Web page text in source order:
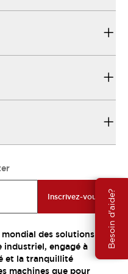
Besoin d'aide?
Inscrivez-vous
des solutions
engagé à
et la tranquillité
machines que pour